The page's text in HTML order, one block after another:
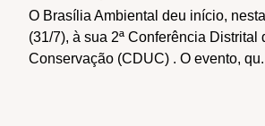
O Brasília Ambiental deu início,
(31/7), à sua 2ª Conferência Distrital
Conservação (CDUC) . O evento,